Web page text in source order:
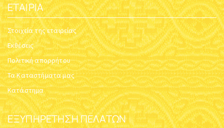
ΕΤΑΙΡΊΑ
Στοιχεία της εταιρείας
Εκθέσεις
Πολιτική απορρήτου
Τα Καταστήματα μας
Κατάστημα
ΕΞΥΠΗΡΈΤΗΣΗ ΠΕΛΑΤΏΝ